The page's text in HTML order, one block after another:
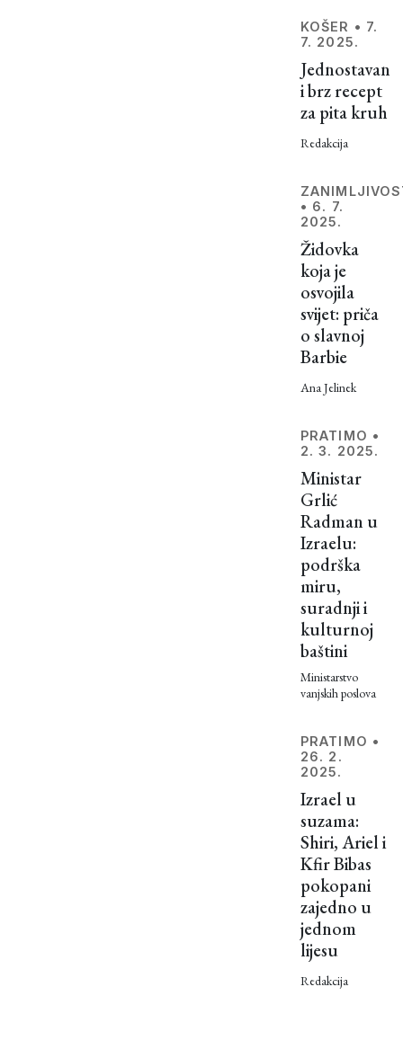
KOŠER • 7.
7. 2025.
Jednostavan
i brz recept
za pita kruh
Redakcija
• 6. 7.
2025.
Židovka
koja je
osvojila
svijet: priča
o slavnoj
Barbie
Ana Jelinek
PRATIMO •
2. 3. 2025.
Ministar
Grlić
Radman u
Izraelu:
podrška
miru,
suradnji i
kulturnoj
baštini
Ministarstvo
vanjskih poslova
PRATIMO •
26. 2.
2025.
Izrael u
suzama:
Shiri, Ariel i
Kfir Bibas
pokopani
zajedno u
jednom
lijesu
Redakcija